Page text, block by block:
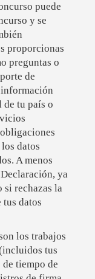
puede
y se
proporcionas
preguntas o
de
de tu país o
datos
A menos
ya
si rechazas la
datos
los trabajos
tus
de tiempo de